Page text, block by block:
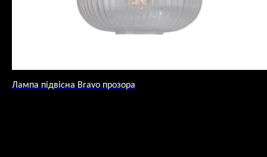
Лампа підвісна Bravo прозора